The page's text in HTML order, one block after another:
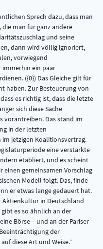
Sprech dazu, dass man
man für ganz andere
und seine
dann wird völlig ignoriert,
vorwiegend
ein paar
({0}) Das Gleiche gilt für
haben. Zur Besteuerung von
es richtig ist, dass die letzte
sich diese Sache
vorantreiben. Das stand im
in der letzten
jetzigen Koalitionsvertrag.
eine verstärkte
etabliert, und es scheint
einen gemeinsamen Vorschlag
Modell folgt. Das, finde
er etwas lange gedauert hat.
Aktienkultur in Deutschland
es so ähnlich an der
Börse – und an der Pariser
der
diese Art und Weise.